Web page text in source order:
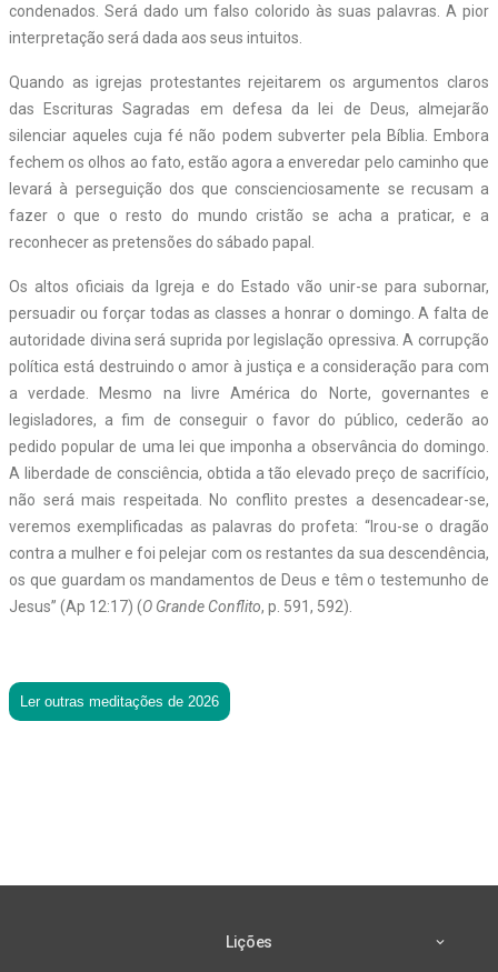
condenados. Será dado um falso colorido às suas palavras. A pior
interpretação será dada aos seus intuitos.
Quando as igrejas protestantes rejeitarem os argumentos claros
das Escrituras Sagradas em defesa da lei de Deus, almejarão
silenciar aqueles cuja fé não podem subverter pela Bíblia. Embora
fechem os olhos ao fato, estão agora a enveredar pelo caminho que
levará à perseguição dos que conscienciosamente se recusam a
fazer o que o resto do mundo cristão se acha a praticar, e a
reconhecer as pretensões do sábado papal.
Os altos oficiais da Igreja e do Estado vão unir-se para subornar,
persuadir ou forçar todas as classes a honrar o domingo. A falta de
autoridade divina será suprida por legislação opressiva. A corrupção
política está destruindo o amor à justiça e a consideração para com
a verdade. Mesmo na livre América do Norte, governantes e
legisladores, a fim de conseguir o favor do público, cederão ao
pedido popular de uma lei que imponha a observância do domingo.
A liberdade de consciência, obtida a tão elevado preço de sacrifício,
não será mais respeitada. No conflito prestes a desencadear-se,
veremos exemplificadas as palavras do profeta: “Irou-se o dragão
contra a mulher e foi pelejar com os restantes da sua descendência,
os que guardam os mandamentos de Deus e têm o testemunho de
Jesus” (Ap 12:17) (O Grande Conflito, p. 591, 592).
Ler outras meditações de 2026
Lições